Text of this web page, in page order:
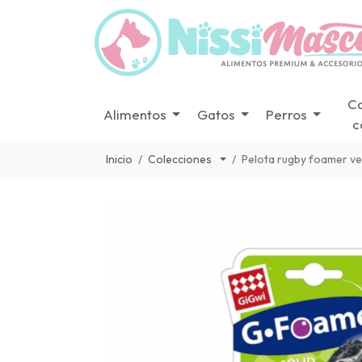
Alimentos Gatos Perros
Inicio Colecciones Pelota rugby foamer